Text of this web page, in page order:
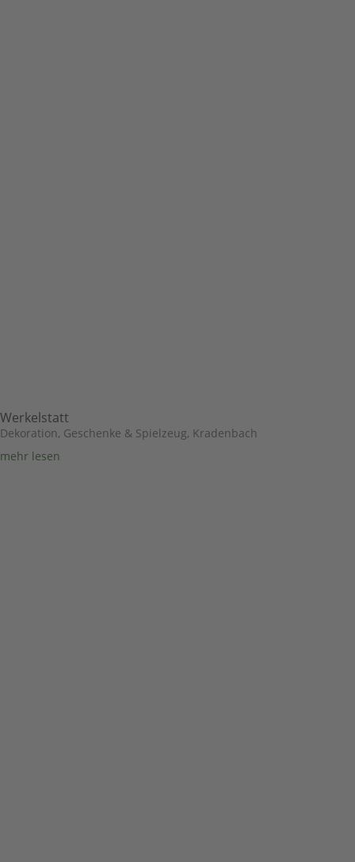
Werkelstatt
Dekoration, Geschenke & Spielzeug, Kradenbach
mehr lesen